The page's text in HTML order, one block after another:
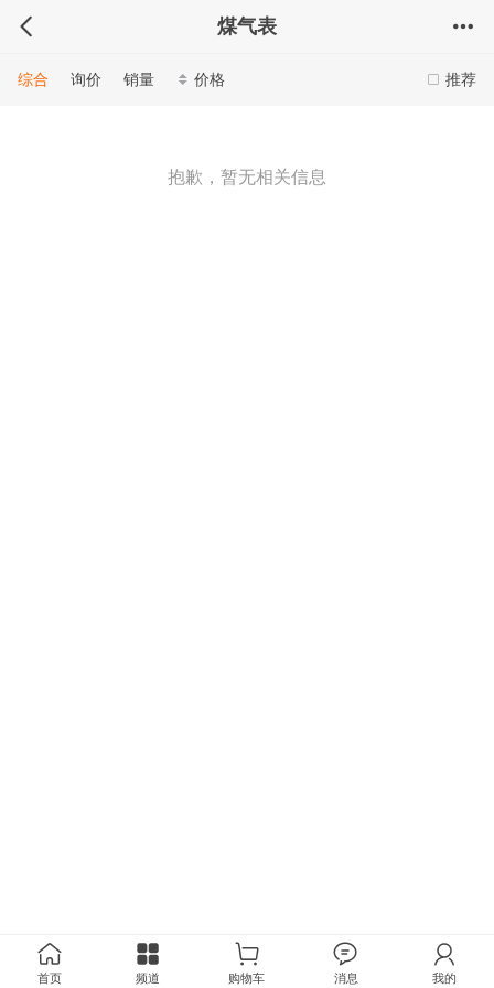
煤气表
推荐
综合 询价 销量 价格
抱歉，暂无相关信息
首页 频道 购物车 消息 我的